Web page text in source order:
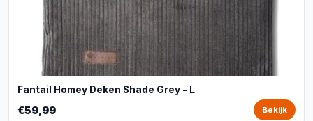
Fantail Homey Deken Shade Grey - L
€59,99 Bekijk